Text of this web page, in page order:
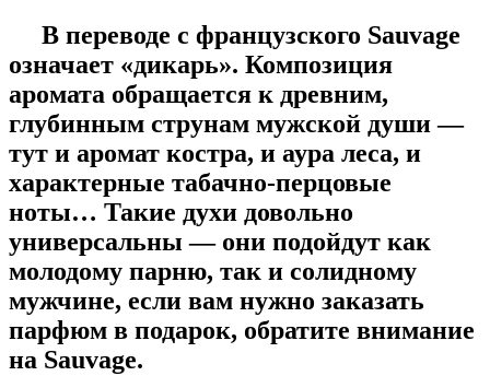
В переводе с французского Sauvage
означает «дикарь». Композиция
аромата обращается к древним,
глубинным струнам мужской души —
тут и аромат костра, и аура леса, и
характерные табачно-перцовые
ноты… Такие духи довольно
универсальны — они подойдут как
молодому парню, так и солидному
мужчине, если вам нужно заказать
парфюм в подарок, обратите внимание
на Sauvage.